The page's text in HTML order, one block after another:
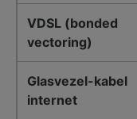
VDSL (bonded
vectoring)
Glasvezel-kabel
internet